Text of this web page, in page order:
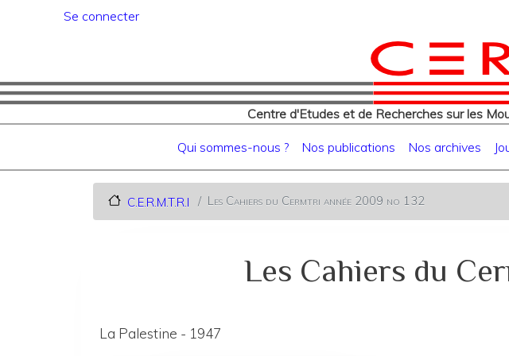
Menu du compte de l'utilisateur
Se connecter
Centre d'Etudes et de Recherches sur les
Navigation principale
Qui sommes-nous ? Nos publications Nos archives
C.E.R.M.T.R.I Les Cahiers du Cermtri année 2009 no 132
Les Cahiers du
La Palestine - 1947